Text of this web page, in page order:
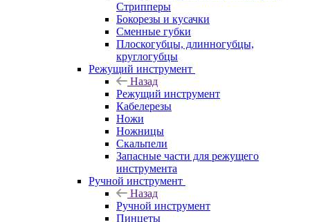
Стрипперы
Бокорезы и кусачки
Сменные губки
Плоскогубцы, длинногубцы,
круглогубцы
Режущий инструмент
Назад
Режущий инструмент
Кабелерезы
Ножи
Ножницы
Скальпели
Запасные части для режущего
инструмента
Ручной инструмент
Назад
Ручной инструмент
Пинцеты